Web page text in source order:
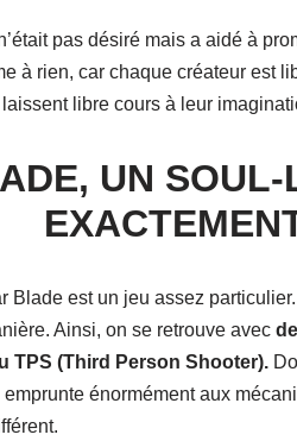
pas désiré mais a aidé à
à rien, car chaque créateur est
libre cours à leur
UN SOUL-
Blade est un jeu assez
Ainsi, on se retrouve avec
TPS (Third Person Shooter).
énormément aux